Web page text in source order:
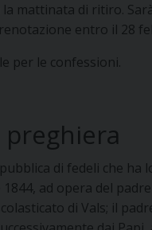
mattinata di ritiro.
entro il 28
per le confessioni.
preghiera
di fedeli che ha
ad opera del
di Vals; il